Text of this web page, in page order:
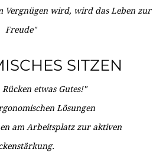
Vergnügen wird, wird das Leben zur
Freude"
SITZEN
etwas Gutes!"
Lösungen
am Arbeitsplatz zur aktiven